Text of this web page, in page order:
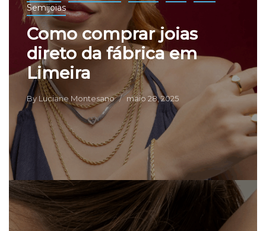
Semijoias
Como comprar joias
direto da fábrica em
Limeira
ByLuciane Montesano maio 28, 2025